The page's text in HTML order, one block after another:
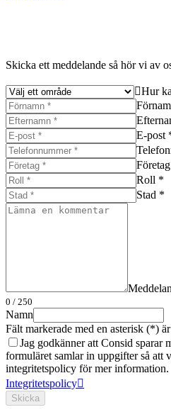
Skicka ett meddelande så hör vi av
Hur
E-post
Roll *
Stad *
0 / 250
Namn
Fält markerade med en asterisk (*)
Jag godkänner att Consid sparar
formuläret samlar in uppgifter så att
integritetspolicy för mer information.
Integritetspolicy
Skicka